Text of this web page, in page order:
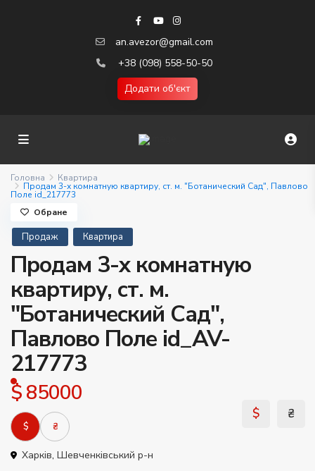
an.avezor@gmail.com
+38 (098) 558-50-50
Додати об'єкт
Головна Квартира
Продам 3-х комнатную квартиру, ст. м. "Ботанический Сад", Павлово
Поле id_217773
Продаж Квартира
Продам 3-х комнатную
квартиру, ст. м.
"Ботанический Сад",
Павлово Поле id_AV-
217773
$ 85000
$ ₴
Харків, Шевченківський р-н
Обране
$ ₴